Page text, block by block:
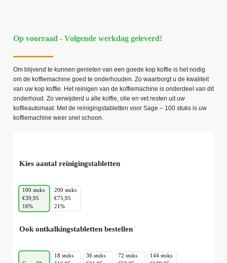
Op voorraad - Volgende werkdag geleverd!
Om blijvend te kunnen genieten van een goede kop koffie is het nodig
om de koffiemachine goed te onderhouden. Zo waarborgt u de kwaliteit
van uw kop koffie. Het reinigen van de koffiemachine is onderdeel van dit
onderhoud. Zo verwijderd u alle koffie, olie en vet resten uit uw
koffieautomaat. Met de reinigingstabletten voor Sage – 100 stuks is uw
koffiemachine weer snel schoon.
Kies aantal reinigingstabletten
100 stuks
€39,95
16%
200 stuks
€75,95
21%
Ook ontkalkingstabletten bestellen
18 stuks
36 stuks
72 stuks
144 stuks